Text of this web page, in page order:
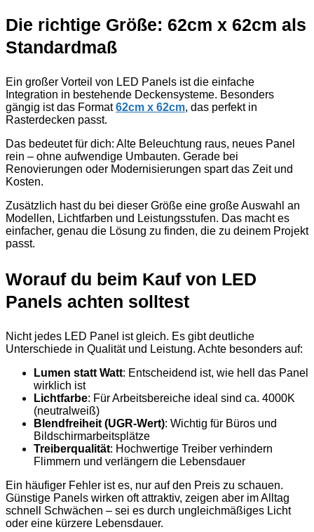
Die richtige Größe: 62cm x 62cm als
Standardmaß
Ein großer Vorteil von LED Panels ist die einfache
Integration in bestehende Deckensysteme. Besonders
gängig ist das Format62cm x 62cm, das perfekt in
Rasterdecken passt.
Das bedeutet für dich: Alte Beleuchtung raus, neues Panel
rein – ohne aufwendige Umbauten. Gerade bei
Renovierungen oder Modernisierungen spart das Zeit und
Kosten.
Zusätzlich hast du bei dieser Größe eine große Auswahl an
Modellen, Lichtfarben und Leistungsstufen. Das macht es
einfacher, genau die Lösung zu finden, die zu deinem Projekt
passt.
Worauf du beim Kauf von LED
Panels achten solltest
Nicht jedes LED Panel ist gleich. Es gibt deutliche
Unterschiede in Qualität und Leistung. Achte besonders auf:
Lumen statt Watt: Entscheidend ist, wie hell das Panel
wirklich ist
Lichtfarbe: Für Arbeitsbereiche ideal sind ca. 4000K
(neutralweiß)
Blendfreiheit (UGR-Wert): Wichtig für Büros und
Bildschirmarbeitsplätze
Treiberqualität: Hochwertige Treiber verhindern
Flimmern und verlängern die Lebensdauer
Ein häufiger Fehler ist es, nur auf den Preis zu schauen.
Günstige Panels wirken oft attraktiv, zeigen aber im Alltag
schnell Schwächen – sei es durch ungleichmäßiges Licht
oder eine kürzere Lebensdauer.